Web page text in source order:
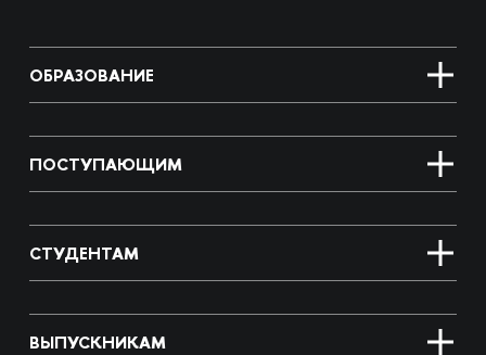
ОБРАЗОВАНИЕ
ПОСТУПАЮЩИМ
СТУДЕНТАМ
ВЫПУСКНИКАМ